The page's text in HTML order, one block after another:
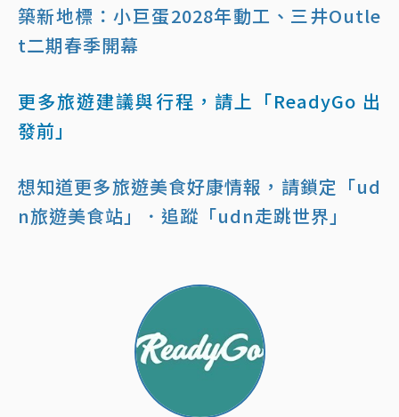
築新地標：小巨蛋2028年動工、三井Outle
t二期春季開幕
更多旅遊建議與行程，請上「ReadyGo 出
發前」
想知道更多旅遊美食好康情報，請鎖定「ud
n旅遊美食站」
．追蹤「udn走跳世界」